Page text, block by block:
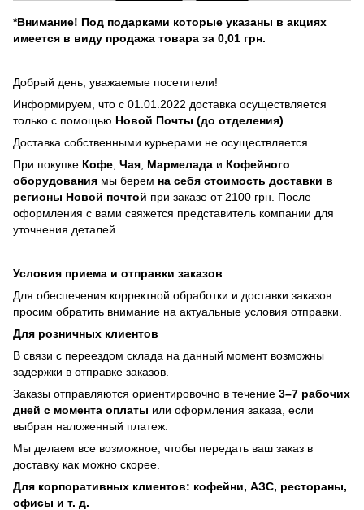
*Внимание! Под подарками которые указаны в акциях
имеется в виду продажа товара за 0,01 грн.
Добрый день, уважаемые посетители!
Информируем, что с 01.01.2022 доставка осуществляется
только с помощью Новой Почты (до отделения)
Доставка собственными курьерами не осуществляется.
При покупке Кофе Чая Мармелада и Кофейного
оборудования мы берем на себя стоимость доставки в
регионы Новой почтой при заказе от 2100 грн. После
оформления с вами свяжется представитель компании для
уточнения деталей.
Условия приема и отправки заказов
Для обеспечения корректной обработки и доставки заказов
просим обратить внимание на актуальные условия отправки.
Для розничных клиентов
В связи с переездом склада на данный момент возможны
задержки в отправке заказов.
Заказы отправляются ориентировочно в течение 3–7 рабочих
дней с момента оплаты или оформления заказа, если
выбран наложенный платеж.
Мы делаем все возможное, чтобы передать ваш заказ в
доставку как можно скорее.
Для корпоративных клиентов: кофейни, АЗС, рестораны,
офисы и т. д.